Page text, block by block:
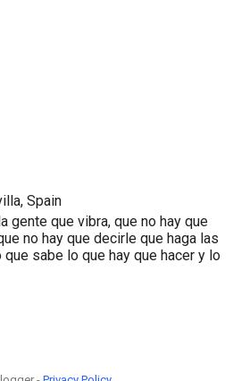
Spain
gente que vibra, que no hay que
no hay que decirle que haga las
sabe lo que hay que hacer y lo